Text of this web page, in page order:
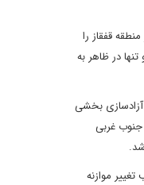
قفقاز را
در ظاهر به
بخشی
جنوب غربی
موازنه